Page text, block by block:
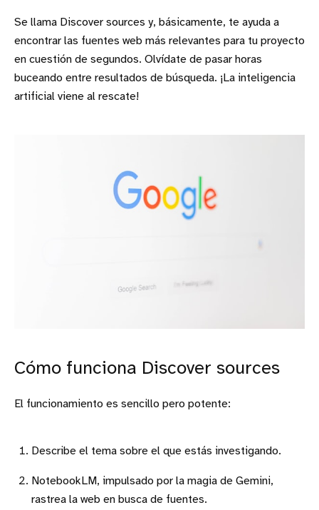
Se llama Discover sources y, básicamente, te ayuda a
encontrar las fuentes web más relevantes para tu proyecto
en cuestión de segundos. Olvídate de pasar horas
buceando entre resultados de búsqueda. ¡La inteligencia
artificial viene al rescate!
Cómo funciona Discover sources
El funcionamiento es sencillo pero potente:
Describe el tema sobre el que estás investigando.
NotebookLM, impulsado por la magia de Gemini,
rastrea la web en busca de fuentes.